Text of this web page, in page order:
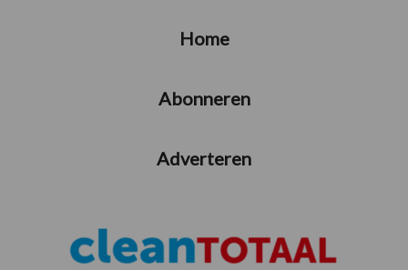
Home
Abonneren
Adverteren